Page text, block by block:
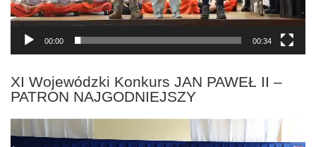
00:00 00:34
XI Wojewódzki Konkurs JAN PAWEŁ II –
PATRON NAJGODNIEJSZY
Odtwarzacz
video